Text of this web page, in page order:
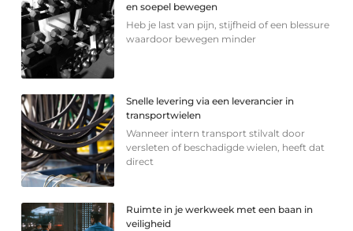
en soepel bewegen
Heb je last van pijn, stijfheid of een blessure
waardoor bewegen minder
Snelle levering via een leverancier in
transportwielen
Wanneer intern transport stilvalt door
versleten of beschadigde wielen, heeft dat
direct
Ruimte in je werkweek met een baan in
veiligheid